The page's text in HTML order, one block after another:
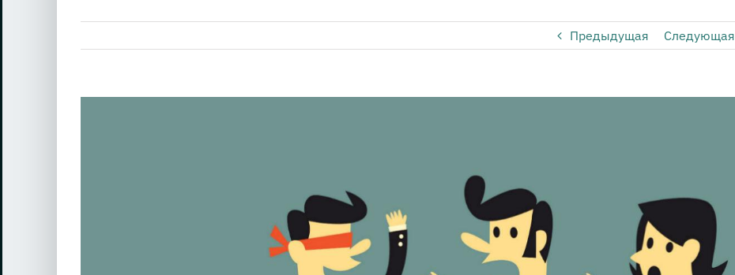
Предыдущая Следующая